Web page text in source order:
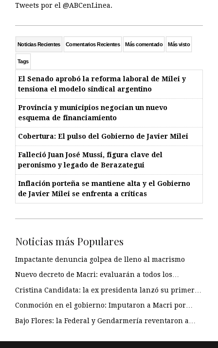
Tweets por el @ABCenLinea.
Noticias Recientes Comentarios Recientes Más comentado Más visto
Tags
El Senado aprobó la reforma laboral de Milei y
tensiona el modelo sindical argentino
Provincia y municipios negocian un nuevo
esquema de financiamiento
Cobertura: El pulso del Gobierno de Javier Milei
Falleció Juan José Mussi, figura clave del
peronismo y legado de Berazategui
Inflación porteña se mantiene alta y el Gobierno
de Javier Milei se enfrenta a críticas
Noticias más Populares
Impactante denuncia golpea de lleno al macrismo
Nuevo decreto de Macri: evaluarán a todos los…
Cristina Candidata: la ex presidenta lanzó su primer…
Conmoción en el gobierno: Imputaron a Macri por…
Bajo Flores: la Federal y Gendarmería reventaron a…